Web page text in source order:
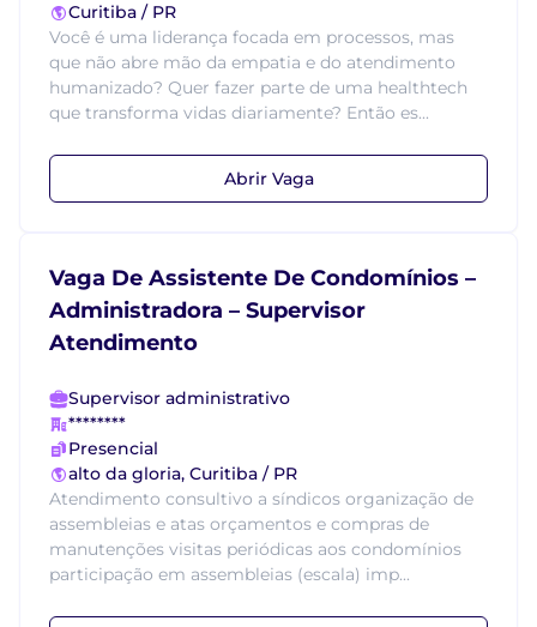
Curitiba / PR
Você é uma liderança focada em processos, mas
que não abre mão da empatia e do atendimento
humanizado? Quer fazer parte de uma healthtech
que transforma vidas diariamente? Então es...
Abrir Vaga
Vaga De Assistente De Condomínios –
Administradora – Supervisor
Atendimento
Supervisor administrativo
********
Presencial
alto da gloria, Curitiba / PR
Atendimento consultivo a síndicos organização de
assembleias e atas orçamentos e compras de
manutenções visitas periódicas aos condomínios
participação em assembleias (escala) imp...